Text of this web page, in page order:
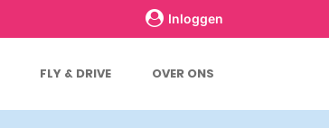
Inloggen
FLY & DRIVE OVER ONS